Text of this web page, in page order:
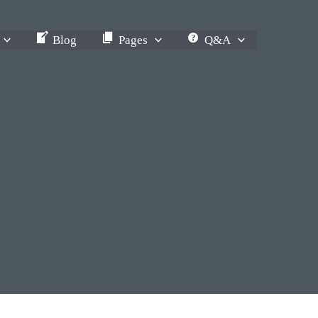
Blog Pages Q&A